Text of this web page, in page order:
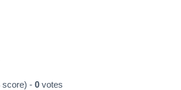
score) - 0 votes